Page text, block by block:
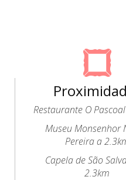
Restaurante O
Museu Monsenhor
Pereira a
Capela de São
2.3km